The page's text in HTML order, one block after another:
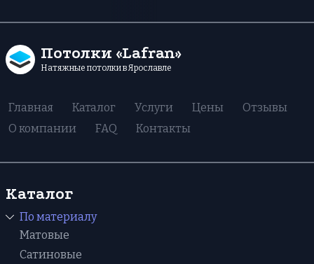
Потолки «Lafran»
Натяжные потолки в Ярославле
Главная Каталог Услуги Цены
Отзывы
О компании
FAQ Контакты
Каталог
По материалу
Матовые
Сатиновые